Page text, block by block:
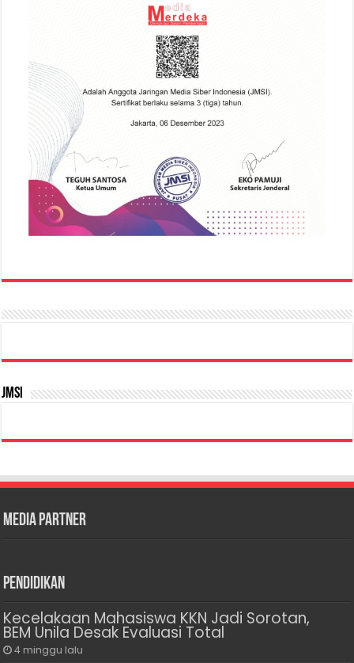
JMSI
Media Partner
Pendidikan
Kecelakaan Mahasiswa KKN Jadi Sorotan,
BEM Unila Desak Evaluasi Total
4 minggu lalu